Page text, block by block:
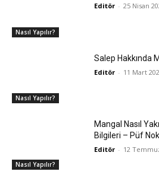
Nasıl Yapılır?
Editör - 25 Nisan
Nasıl Yapılır?
Salep Hakkında
Editör - 11 Mart
Nasıl Yapılır?
Mangal Nasıl
Bilgileri – Püf
Editör - 12